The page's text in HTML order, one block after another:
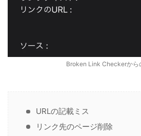
Broken Link Checkerから
URLの記載ミス
リンク先のページ削除